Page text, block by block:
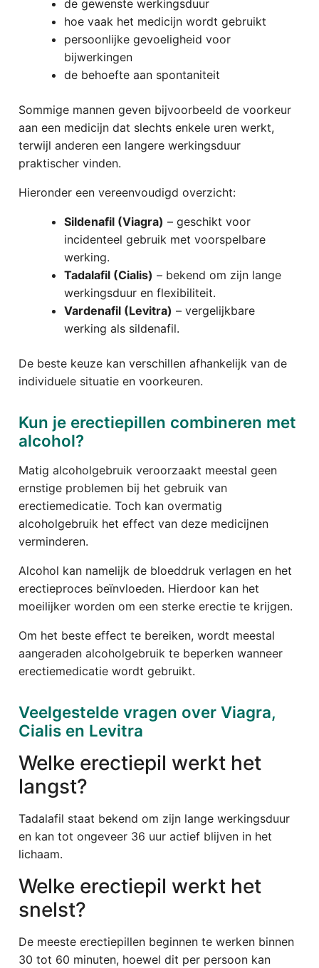
de gewenste werkingsduur
hoe vaak het medicijn wordt gebruikt
persoonlijke gevoeligheid voor
bijwerkingen
de behoefte aan spontaniteit
Sommige mannen geven bijvoorbeeld de voorkeur
aan een medicijn dat slechts enkele uren werkt,
terwijl anderen een langere werkingsduur
praktischer vinden.
Hieronder een vereenvoudigd overzicht:
Sildenafil (Viagra) – geschikt voor
incidenteel gebruik met voorspelbare
werking.
Tadalafil (Cialis) – bekend om zijn lange
werkingsduur en flexibiliteit.
Vardenafil (Levitra) – vergelijkbare
werking als sildenafil.
De beste keuze kan verschillen afhankelijk van de
individuele situatie en voorkeuren.
Kun je erectiepillen combineren met
alcohol?
Matig alcoholgebruik veroorzaakt meestal geen
ernstige problemen bij het gebruik van
erectiemedicatie. Toch kan overmatig
alcoholgebruik het effect van deze medicijnen
verminderen.
Alcohol kan namelijk de bloeddruk verlagen en het
erectieproces beïnvloeden. Hierdoor kan het
moeilijker worden om een sterke erectie te krijgen.
Om het beste effect te bereiken, wordt meestal
aangeraden alcoholgebruik te beperken wanneer
erectiemedicatie wordt gebruikt.
Veelgestelde vragen over Viagra,
Cialis en Levitra
Welke erectiepil werkt het
langst?
Tadalafil staat bekend om zijn lange werkingsduur
en kan tot ongeveer 36 uur actief blijven in het
lichaam.
Welke erectiepil werkt het
snelst?
De meeste erectiepillen beginnen te werken binnen
30 tot 60 minuten, hoewel dit per persoon kan